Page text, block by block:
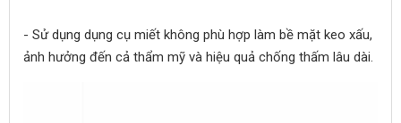
- Sử dụng dụng cụ miết không phù hợp làm bề mặt keo xấu,
ảnh hưởng đến cả thẩm mỹ và hiệu quả chống thấm lâu dài.